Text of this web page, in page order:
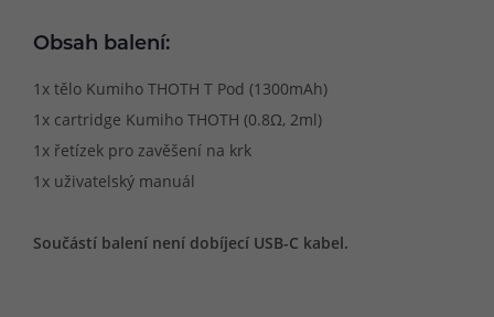
Obsah balení:
1x tělo Kumiho THOTH T Pod (1300mAh)
1x cartridge Kumiho THOTH (0.8Ω, 2ml)
1x řetízek pro zavěšení na krk
1x uživatelský manuál
Součástí balení není dobíjecí USB-C kabel.